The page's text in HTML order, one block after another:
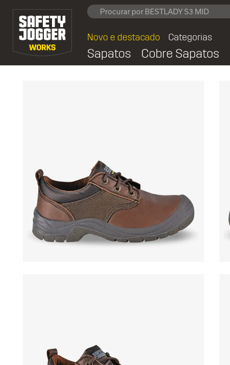
Novo e destacado Categorias
Sapatos Cobre Sapatos